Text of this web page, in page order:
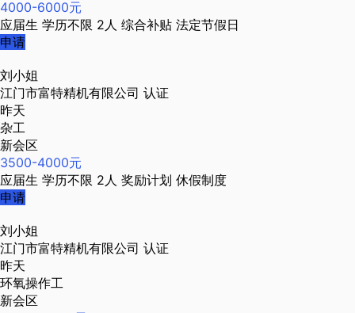
4000-6000元
应届生 学历不限 2人 综合补贴 法定节假日
申请
刘小姐
江门市富特精机有限公司 认证
昨天
杂工
新会区
3500-4000元
应届生 学历不限 2人 奖励计划 休假制度
申请
刘小姐
江门市富特精机有限公司 认证
昨天
环氧操作工
新会区